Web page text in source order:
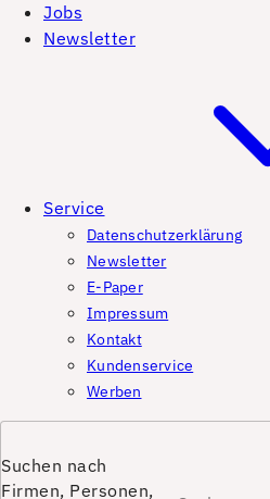
Jobs
Newsletter
Service
Datenschutzerklärung
Newsletter
E-Paper
Impressum
Kontakt
Kundenservice
Werben
Suchen nach
Firmen, Personen,